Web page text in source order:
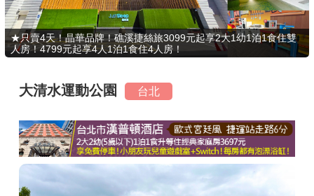
好康優惠
最新消息
最新留言
商家合作
推薦景點
★只賣4天！晶華品牌！礁溪捷絲旅3099元起享2大1幼1泊1食住雙
人房！4799元起享4人1泊1食住4人房！
大清水運動公園 台北